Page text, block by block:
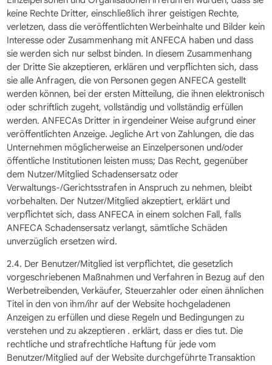
keine Rechte Dritter, einschließlich ihrer geistigen Rechte,
verletzen, dass die veröffentlichten Werbeinhalte und Bilder kein
Interesse oder Zusammenhang mit ANFECA haben und dass
sie werden sich nur selbst binden. In diesem Zusammenhang
der Dritte Sie akzeptieren, erklären und verpflichten sich, dass
sie alle Anfragen, die von Personen gegen ANFECA gestellt
werden können, bei der ersten Mitteilung, die ihnen elektronisch
oder schriftlich zugeht, vollständig und vollständig erfüllen
werden. ANFECAs Dritter in irgendeiner Weise aufgrund einer
veröffentlichten Anzeige. Jegliche Art von Zahlungen, die das
Unternehmen möglicherweise an Einzelpersonen und/oder
öffentliche Institutionen leisten muss; Das Recht, gegenüber
dem Nutzer/Mitglied Schadensersatz oder
Verwaltungs-/Gerichtsstrafen in Anspruch zu nehmen, bleibt
vorbehalten. Der Nutzer/Mitglied akzeptiert, erklärt und
verpflichtet sich, dass ANFECA in einem solchen Fall, falls
ANFECA Schadensersatz verlangt, sämtliche Schäden
unverzüglich ersetzen wird.
2.4. Der Benutzer/Mitglied ist verpflichtet, die gesetzlich
vorgeschriebenen Maßnahmen und Verfahren in Bezug auf den
Werbetreibenden, Verkäufer, Steuerzahler oder einen ähnlichen
Titel in den von ihm/ihr auf der Website hochgeladenen
Anzeigen zu erfüllen und diese Regeln und Bedingungen zu
verstehen und zu akzeptieren . erklärt, dass er dies tut. Die
rechtliche und strafrechtliche Haftung für jede vom
Benutzer/Mitglied auf der Website durchgeführte Transaktion